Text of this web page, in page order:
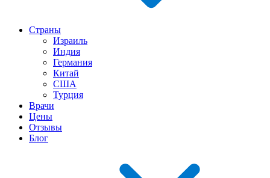
Страны
Израиль
Индия
Германия
Китай
США
Турция
Врачи
Цены
Отзывы
Блог